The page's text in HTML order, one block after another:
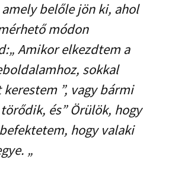
belőle jön ki, ahol
módon
Amikor elkezdtem a
sokkal
”, vagy bármi
és” Örülök, hogy
hogy valaki
„